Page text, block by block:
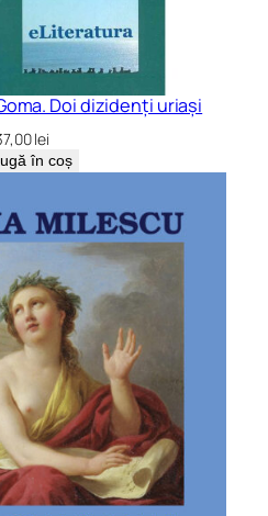
Doi dizidenți uriași
lei
în coș